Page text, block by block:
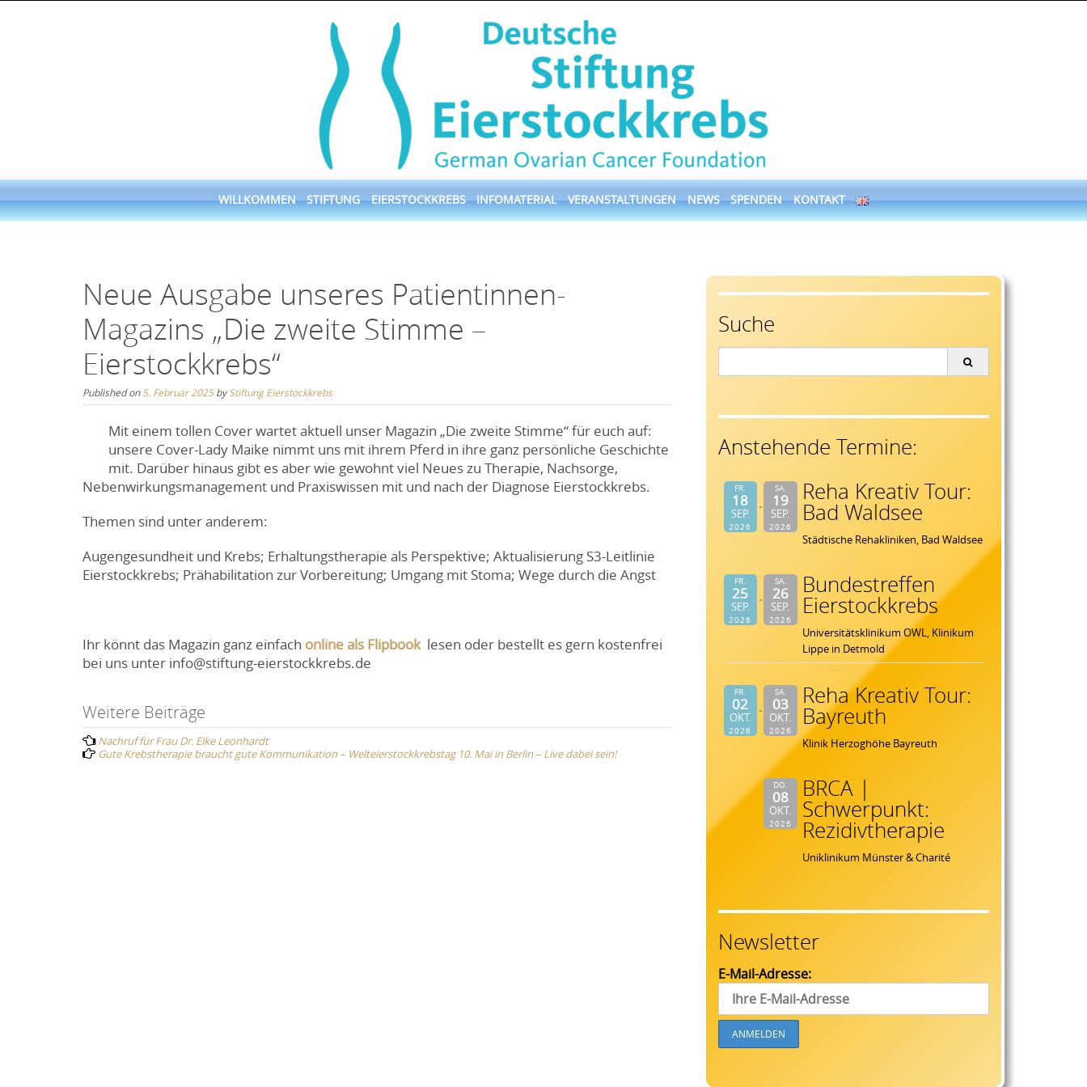
Skip
to
WILLKOMMEN STIFTUNG EIERSTOCKKREBS INFOMATERIAL VERANSTALTUNGEN NEWS SPENDEN KONTAKT
Neue Ausgabe unseres Patientinnen-
Magazins „Die zweite Stimme –
Eierstockkrebs“
Published on 5. Februar 2025byStiftung Eierstockkrebs
Mit einem tollen Cover wartet aktuell unser Magazin „Die zweite Stimme“ für euch auf:
unsere Cover-Lady Maike nimmt uns mit ihrem Pferd in ihre ganz persönliche Geschichte
mit. Darüber hinaus gibt es aber wie gewohnt viel Neues zu Therapie, Nachsorge,
Nebenwirkungsmanagement und Praxiswissen mit und nach der Diagnose Eierstockkrebs.
Themen sind unter anderem:
Augengesundheit und Krebs; Erhaltungstherapie als Perspektive; Aktualisierung S3-Leitlinie
Eierstockkrebs; Prähabilitation zur Vorbereitung; Umgang mit Stoma; Wege durch die Angst
Ihr könnt das Magazin ganz einfach online als Flipbook lesen oder bestellt es gern kostenfrei
bei uns unter info@stiftung-eierstockkrebs.de
Post
navigation
Weitere Beiträge
Nachruf für Frau Dr. Elke Leonhardt
Gute Krebstherapie braucht gute Kommunikation – Welteierstockkrebstag 10. Mai in Berlin – Live dabei sein!
Suche
Anstehende Termine:
FR.
18
SEP.
2026
SA.
19
SEP.
2026
Reha Kreativ Tour:
Bad Waldsee
Städtische Rehakliniken, Bad Waldsee
FR.
25
SEP.
2026
SA.
26
SEP.
2026
Bundestreffen
Eierstockkrebs
Universitätsklinikum OWL, Klinikum
Lippe in Detmold
FR.
02
OKT.
2026
SA.
03
OKT.
2026
Reha Kreativ Tour:
Bayreuth
Klinik Herzoghöhe Bayreuth
DO.
08
OKT.
2026
BRCA |
Schwerpunkt:
Rezidivtherapie
Uniklinikum Münster & Charité
Newsletter
E-Mail-Adresse: